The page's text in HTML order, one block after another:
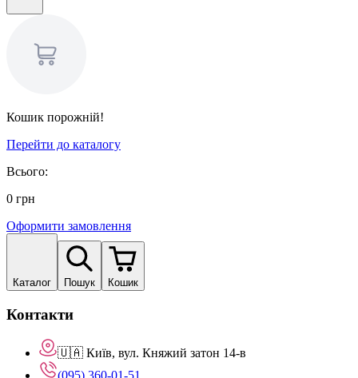
Кошик порожній!
Перейти до каталогу
Всього:
0 грн
Оформити замовлення
Каталог Пошук Кошик
Контакти
🇺🇦 Київ, вул. Княжий затон 14-в